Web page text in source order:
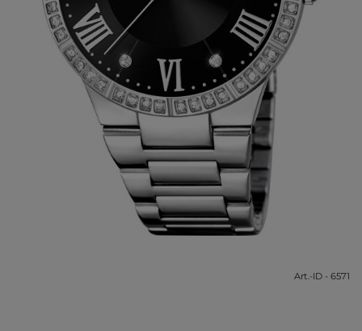
Art.-ID - 6571